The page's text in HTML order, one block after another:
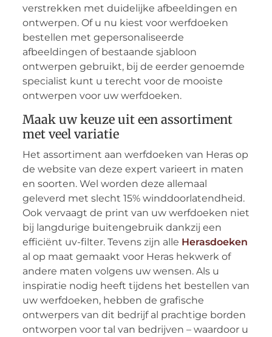
verstrekken met duidelijke afbeeldingen en
ontwerpen. Of u nu kiest voor werfdoeken
bestellen met gepersonaliseerde
afbeeldingen of bestaande sjabloon
ontwerpen gebruikt, bij de eerder genoemde
specialist kunt u terecht voor de mooiste
ontwerpen voor uw werfdoeken.
Maak uw keuze uit een assortiment
met veel variatie
Het assortiment aan werfdoeken van Heras op
de website van deze expert varieert in maten
en soorten. Wel worden deze allemaal
geleverd met slecht 15% winddoorlatendheid.
Ook vervaagt de print van uw werfdoeken niet
bij langdurige buitengebruik dankzij een
efficiënt uv-filter. Tevens zijn alle Herasdoeken
al op maat gemaakt voor Heras hekwerk of
andere maten volgens uw wensen. Als u
inspiratie nodig heeft tijdens het bestellen van
uw werfdoeken, hebben de grafische
ontwerpers van dit bedrijf al prachtige borden
ontworpen voor tal van bedrijven – waardoor u